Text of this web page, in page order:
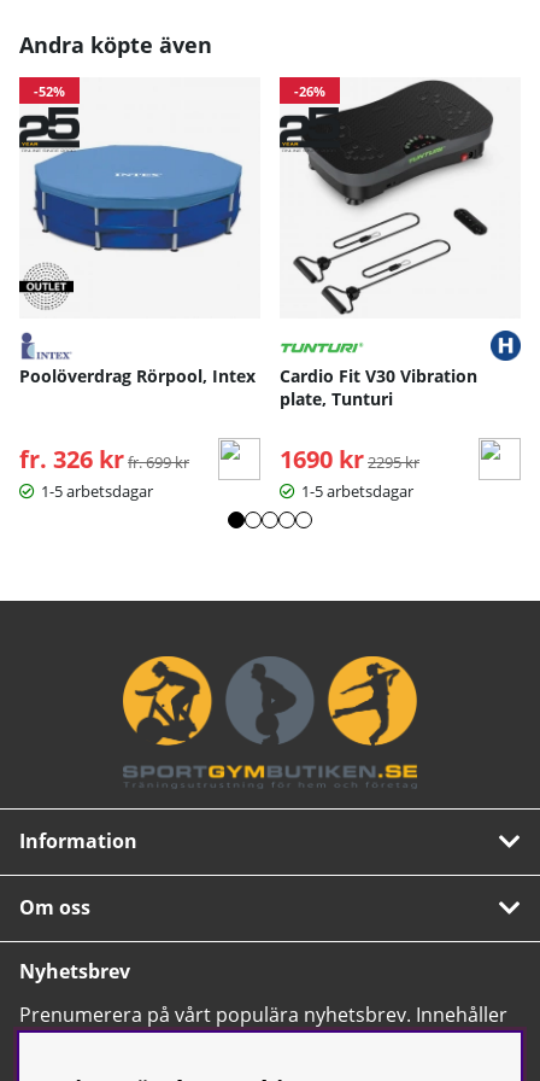
Andra köpte även
-52%
Poolöverdrag Rörpool, Intex
fr. 326 kr Ordinarie pris:
fr. 699 kr
1-5 arbetsdagar
-26%
Cardio Fit V30 Vibration
plate, Tunturi
1690 kr Ordinarie pris:
2295 kr
1-5 arbetsdagar
Information
Om oss
Nyhetsbrev
Prenumerera på vårt populära nyhetsbrev. Innehåller
tips, nyheter och våra allra bästa erbjudanden.